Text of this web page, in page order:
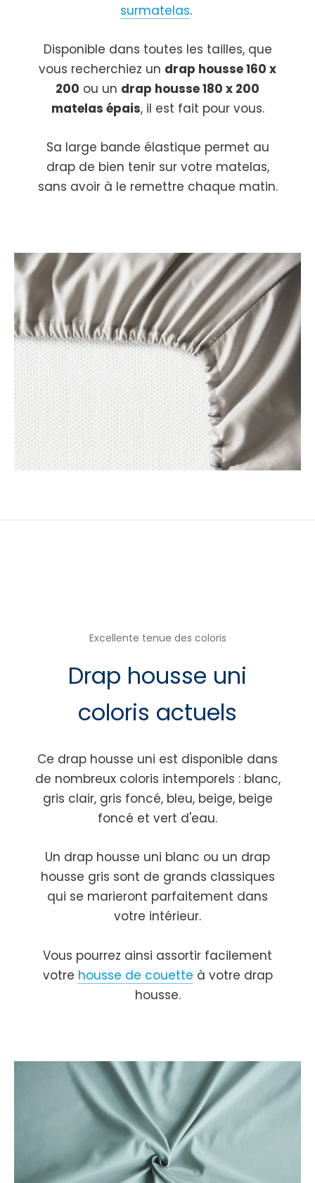
surmatelas.
Disponible dans toutes les tailles, que
vous recherchiez un drap housse 160 x
200 ou un drap housse 180 x 200
matelas épais, il est fait pour vous.
Sa large bande élastique permet au
drap de bien tenir sur votre matelas,
sans avoir à le remettre chaque matin.
Excellente tenue des coloris
Drap housse uni
coloris actuels
Ce drap housse uni est disponible dans
de nombreux coloris intemporels : blanc,
gris clair, gris foncé, bleu, beige, beige
foncé et vert d'eau.
Un drap housse uni blanc ou un drap
housse gris sont de grands classiques
qui se marieront parfaitement dans
votre intérieur.
Vous pourrez ainsi assortir facilement
votre housse de couette à votre drap
housse.